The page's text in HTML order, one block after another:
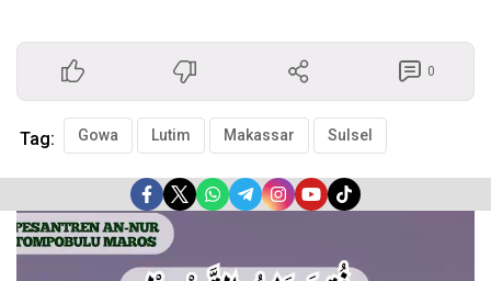
0
Tag: Gowa Lutim Makassar Sulsel
Pemutar
Video